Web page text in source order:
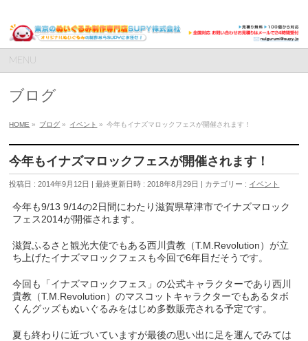
MENU
ブログ
HOME » ブログ » イベント » 今年もイナズマロックフェスが開催されます！
今年もイナズマロックフェスが開催されます！
投稿日 : 2014年9月12日 最終更新日時 : 2018年8月29日 カテゴリー : イベント
今年も9/13 9/14の2日間にわたり滋賀県草津市でイナズマロック
フェス2014が開催されます。
滋賀ふるさと観光大使でもある西川貴教（T.M.Revolution）が立
ち上げたイナズマロックフェスも今回で6年目だそうです。
今回も「イナズマロックフェス」の公式キャラクターであり西川
貴教（T.M.Revolution）のマスコットキャラクターでもあるタボ
くんグッズもぬいぐるみをはじめ多数販売される予定です。
夏も終わりに近づいていますが最後の思い出に足を運んでみては